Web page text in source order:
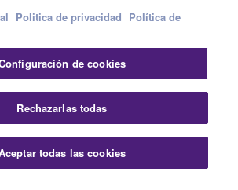
con nosotrosTerminos de uso
de privacidadPolítica de cookies
Información Legal
© Yamaha Corporation.
Politica de privacidad Política de
de cookies
Rechazarlas todas
todas las cookies